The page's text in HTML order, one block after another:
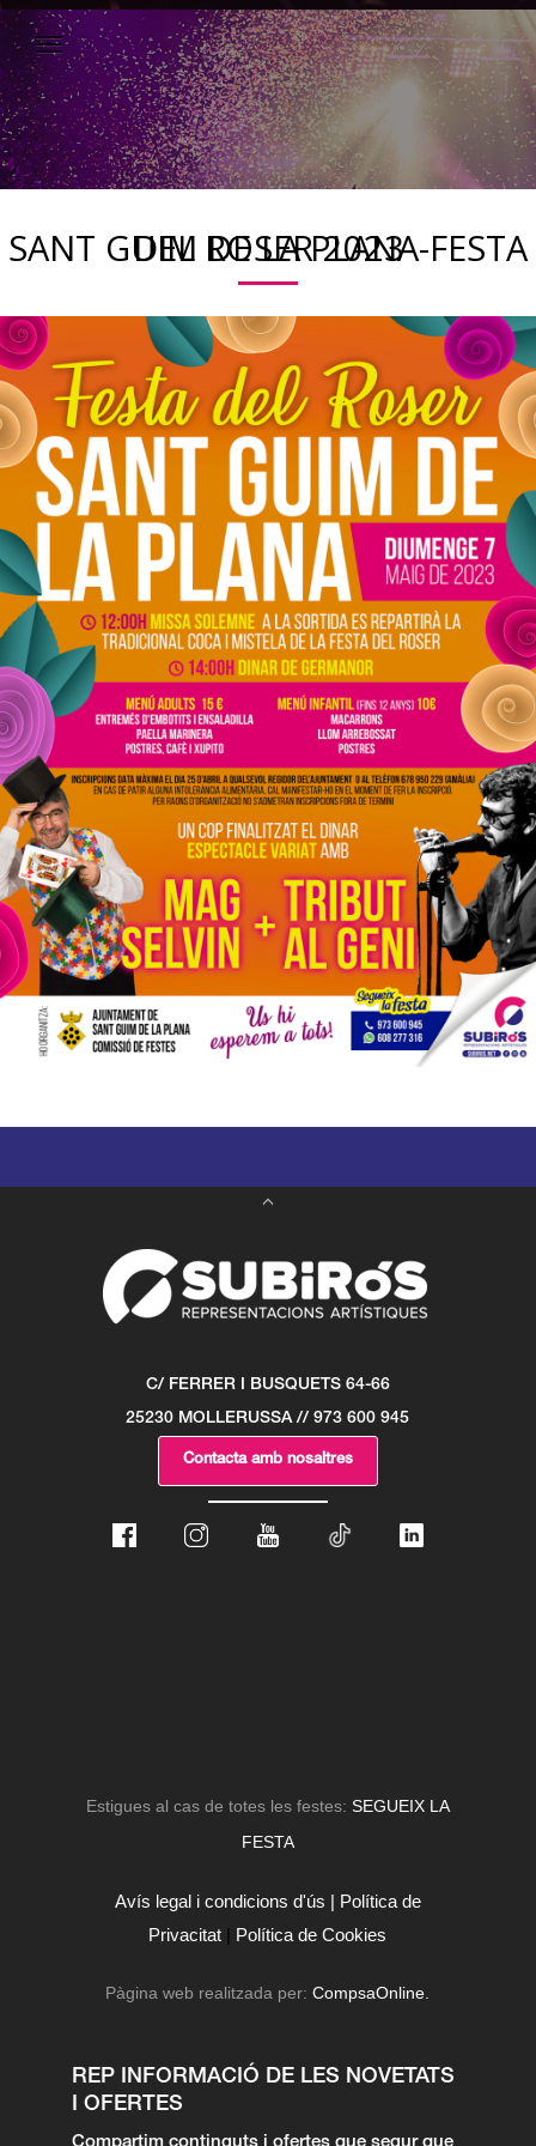
SANT GUIM DE LA PLANA-FESTA DEL ROSER 2023
C/ FERRER I BUSQUETS 64-66
25230 MOLLERUSSA // 973 600 945
Contacta amb nosaltres
Estigues al cas de totes les festes: SEGUEIX LA
FESTA
Avís legal i condicions d'ús | Política de
Privacitat | Política de Cookies
Pàgina web realitzada per:CompsaOnline.
REP INFORMACIÓ DE LES NOVETATS
I OFERTES
Compartim continguts i ofertes que segur que